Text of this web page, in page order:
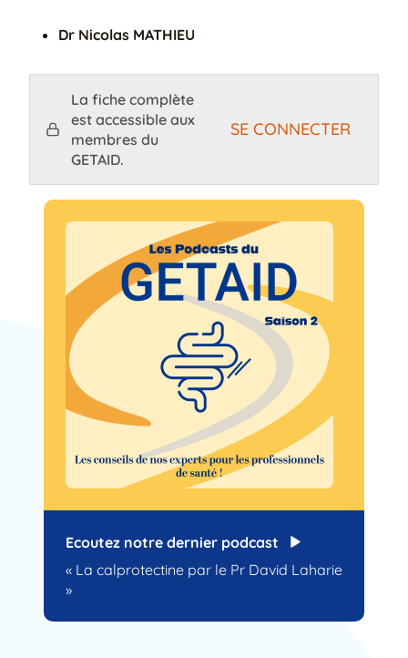
Dr Nicolas MATHIEU
La fiche complète
est accessible aux
membres du
GETAID.
SE CONNECTER
Ecoutez notre dernier podcast
« La calprotectine par le Pr David Laharie
»